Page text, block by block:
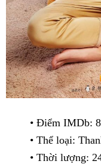
• Điểm IMDb:
• Thể loại:
• Thời lượng: